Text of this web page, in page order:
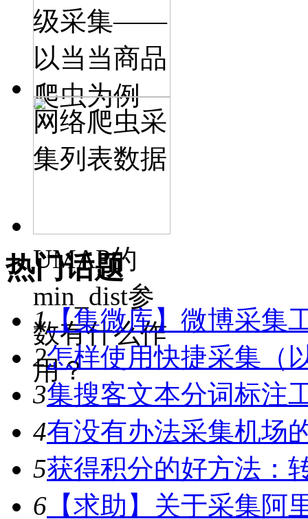
级采集——
以当当商品
爬虫为例
网络爬虫采
集列表数据
UMAP的
min_dist参
数有什么作
用？
热门话题
1【集微库】微博采集
2怎样使用快捷采集（
3集搜客文本分词标注
4有没有办法采集机场
5获得积分的好方法：
6 【求助】关于采集阿